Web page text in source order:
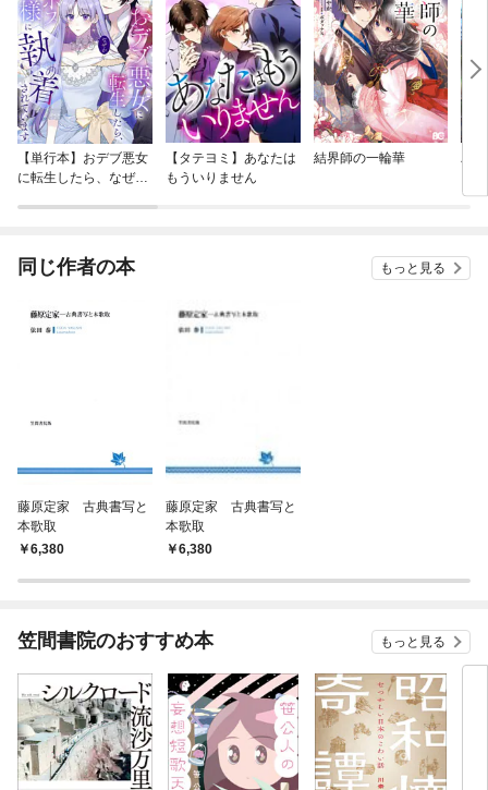
【単行本】おデブ悪女
に転生したら、なぜか
【タテヨミ】あなたは
もういりません
結界師の一輪華
バ
今
同じ作者の本 もっと見る
藤原定家 古典書写と
本歌取
6,380
藤原定家 古典書写と
本歌取
6,380
笠間書院のおすすめ本 もっと見る